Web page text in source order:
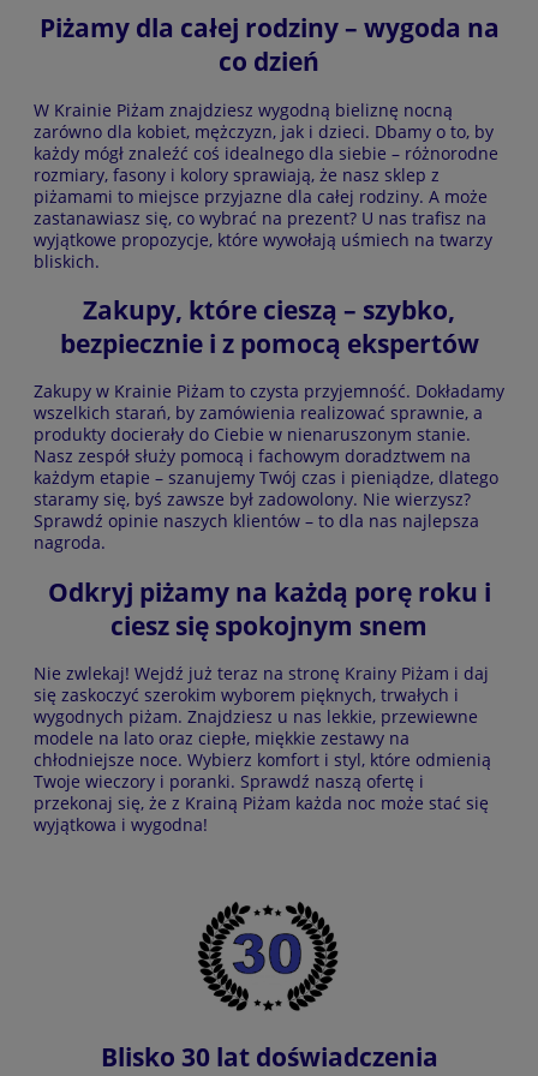
Piżamy dla całej rodziny – wygoda na
co dzień
W Krainie Piżam znajdziesz wygodną bieliznę nocną
zarówno dla kobiet, mężczyzn, jak i dzieci. Dbamy o to, by
każdy mógł znaleźć coś idealnego dla siebie – różnorodne
rozmiary, fasony i kolory sprawiają, że nasz sklep z
piżamami to miejsce przyjazne dla całej rodziny. A może
zastanawiasz się, co wybrać na prezent? U nas trafisz na
wyjątkowe propozycje, które wywołają uśmiech na twarzy
bliskich.
Zakupy, które cieszą – szybko,
bezpiecznie i z pomocą ekspertów
Zakupy w Krainie Piżam to czysta przyjemność. Dokładamy
wszelkich starań, by zamówienia realizować sprawnie, a
produkty docierały do Ciebie w nienaruszonym stanie.
Nasz zespół służy pomocą i fachowym doradztwem na
każdym etapie – szanujemy Twój czas i pieniądze, dlatego
staramy się, byś zawsze był zadowolony. Nie wierzysz?
Sprawdź opinie naszych klientów – to dla nas najlepsza
nagroda.
Odkryj piżamy na każdą porę roku i
ciesz się spokojnym snem
Nie zwlekaj! Wejdź już teraz na stronę Krainy Piżam i daj
się zaskoczyć szerokim wyborem pięknych, trwałych i
wygodnych piżam. Znajdziesz u nas lekkie, przewiewne
modele na lato oraz ciepłe, miękkie zestawy na
chłodniejsze noce. Wybierz komfort i styl, które odmienią
Twoje wieczory i poranki. Sprawdź naszą ofertę i
przekonaj się, że z Krainą Piżam każda noc może stać się
wyjątkowa i wygodna!
Blisko 30 lat doświadczenia